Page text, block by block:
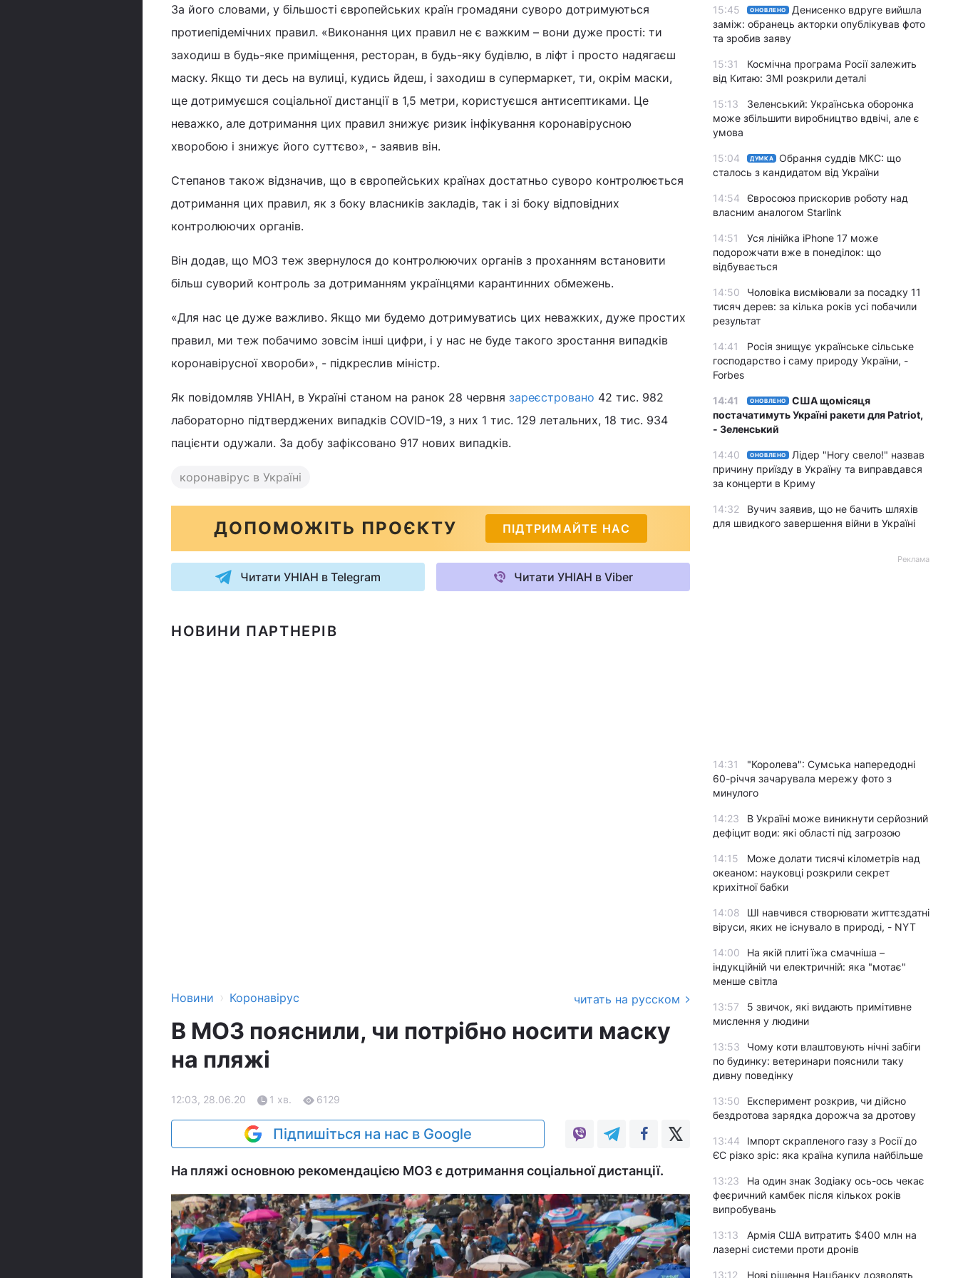
За його словами, у більшості європейських країн громадяни суворо дотримуються
протиепідемічних правил. «Виконання цих правил не є важким – вони дуже прості: ти
заходиш в будь-яке приміщення, ресторан, в будь-яку будівлю, в ліфт і просто надягаєш
маску. Якщо ти десь на вулиці, кудись йдеш, і заходиш в супермаркет, ти, окрім маски,
ще дотримуєшся соціальної дистанції в 1,5 метри, користуєшся антисептиками. Це
неважко, але дотримання цих правил знижує ризик інфікування коронавірусною
хворобою і знижує його суттєво», - заявив він.
Степанов також відзначив, що в європейських країнах достатньо суворо контролюється
дотримання цих правил, як з боку власників закладів, так і зі боку відповідних
контролюючих органів.
Він додав, що МОЗ теж звернулося до контролюючих органів з проханням встановити
більш суворий контроль за дотриманням українцями карантинних обмежень.
«Для нас це дуже важливо. Якщо ми будемо дотримуватись цих неважких, дуже простих
правил, ми теж побачимо зовсім інші цифри, і у нас не буде такого зростання випадків
коронавірусної хвороби», - підкреслив міністр.
Як повідомляв УНІАН, в Україні станом на ранок 28 червня зареєстровано 42 тис. 982
лабораторно підтверджених випадків COVID-19, з них 1 тис. 129 летальних, 18 тис. 934
пацієнти одужали. За добу зафіксовано 917 нових випадків.
коронавірус в Україні
ДОПОМОЖІТЬ ПРОЄКТУ ПІДТРИМАЙТЕ НАС
Читати УНІАН в Telegram Читати УНІАН в Viber
НОВИНИ ПАРТНЕРІВ
Новини › Коронавірус читать на русском
В МОЗ пояснили, чи потрібно носити маску
на пляжі
12:03, 28.06.20 1 хв. 6129
Підпишіться на нас в Google
На пляжі основною рекомендацією МОЗ є дотримання соціальної дистанції.
15:45 ОНОВЛЕНО
Денисенко вдруге вийшла
заміж: обранець акторки опублікував фото
та зробив заяву
15:31
Космічна програма Росії залежить
від Китаю: ЗМІ розкрили деталі
15:13
Зеленський: Українська оборонка
може збільшити виробництво вдвічі, але є
умова
15:04 ДУМКА
Обрання суддів МКС: що
сталось з кандидатом від України
14:54
Євросоюз прискорив роботу над
власним аналогом Starlink
14:51
Уся лінійка iPhone 17 може
подорожчати вже в понеділок: що
відбувається
14:50
Чоловіка висміювали за посадку 11
тисяч дерев: за кілька років усі побачили
результат
14:41
Росія знищує українське сільське
господарство і саму природу України, -
Forbes
14:41 ОНОВЛЕНО
США щомісяця
постачатимуть Україні ракети для Patriot,
- Зеленський
14:40 ОНОВЛЕНО
Лідер "Ногу свело!" назвав
причину приїзду в Україну та виправдався
за концерти в Криму
14:32
Вучич заявив, що не бачить шляхів
для швидкого завершення війни в Україні
Реклама
14:31
"Королева": Сумська напередодні
60-річчя зачарувала мережу фото з
минулого
14:23
В Україні може виникнути серйозний
дефіцит води: які області під загрозою
14:15
Може долати тисячі кілометрів над
океаном: науковці розкрили секрет
крихітної бабки
14:08
ШІ навчився створювати життєздатні
віруси, яких не існувало в природі, - NYT
14:00
На якій плиті їжа смачніша –
індукційній чи електричній: яка "мотає"
менше світла
13:57
5 звичок, які видають примітивне
мислення у людини
13:53
Чому коти влаштовують нічні забіги
по будинку: ветеринари пояснили таку
дивну поведінку
13:50
Експеримент розкрив, чи дійсно
бездротова зарядка дорожча за дротову
13:44
Імпорт скрапленого газу з Росії до
ЄС різко зріс: яка країна купила найбільше
13:23
На один знак Зодіаку ось-ось чекає
феєричний камбек після кількох років
випробувань
13:13
Армія США витратить $400 млн на
лазерні системи проти дронів
13:12 Нові рішення Нацбанку дозволять